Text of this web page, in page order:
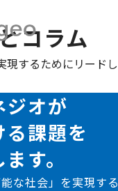
コラム
現するためにリード
ジオが
課題を
す。
な社会」を実現す